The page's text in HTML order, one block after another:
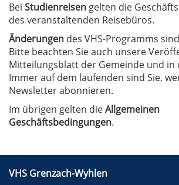
Bei Studienreisen gelten die
des veranstaltenden Reisebüros.
Änderungen des VHS-Programms
Bitte beachten Sie auch unsere
Mitteilungsblatt der Gemeinde und in
Immer auf dem laufenden sind Sie,
Newsletter abonnieren.
Im übrigen gelten dieAllgemeinen
Geschäftsbedingungen.
VHS Grenzach-Wyhlen